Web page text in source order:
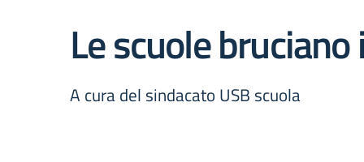
Le scuole
A cura del sindacato USB scuola